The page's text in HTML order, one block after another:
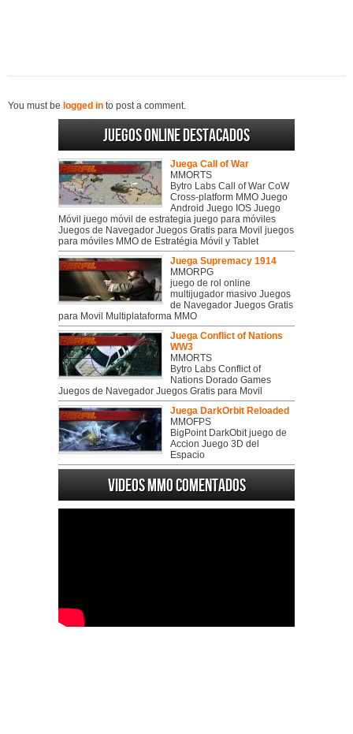
You must be logged in to post a comment.
Juegos online destacados
Juega Call of War
MMORTS
Bytro Labs Call of War CoW
Cross-platform MMO Juego
Android Juego IOS Juego
Móvil juego móvil de estrategia juego para móviles
Juegos de Navegador Juegos Gratis para Movil juegos
para móviles MMO de Estratégia Móvil y Tablet
Juega Supremacy 1914
MMORPG
juego de rol online
multijugador masivo Juegos
de Navegador Juegos Gratis
para Movil Multiplataforma MMO
Juega Conflict of Nations
WW3
MMORTS
Bytro Labs Conflict of
Nations Dorado Games
Juegos de Navegador Juegos Gratis para Movil
Juega DarkOrbit Reloaded
MMOFPS
BigPoint DarkObit juego de
Accion Juego 3D del
Espacio
Videos MMO Comentados